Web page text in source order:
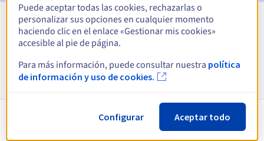
Ver todas las extensiones
Información sobre .mom
Puede aceptar todas las cookies, rechazarlas o
personalizar sus opciones en cualquier momento
haciendo clic en el enlace «Gestionar mis cookies»
accesible al pie de página.
Para más información, puede consultar nuestra política
de información y uso de cookies.
Configurar Aceptar todo